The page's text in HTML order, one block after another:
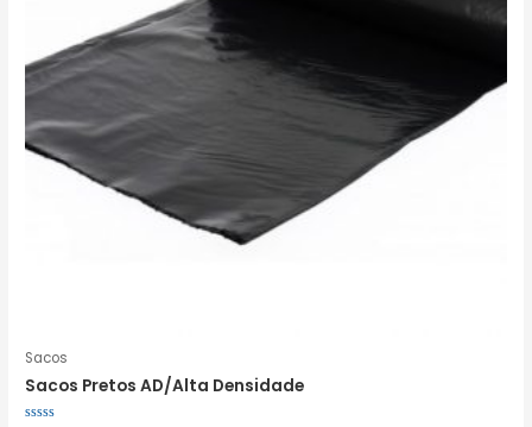
Sacos
Sacos Pretos AD/Alta Densidade